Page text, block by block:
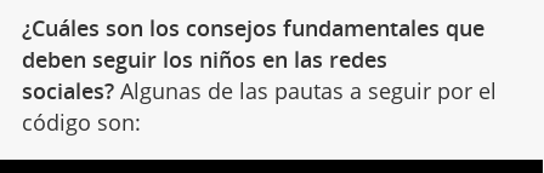
¿Cuáles son los consejos fundamentales que
deben seguir los niños en las redes
sociales? Algunas de las pautas a seguir por el
código son: